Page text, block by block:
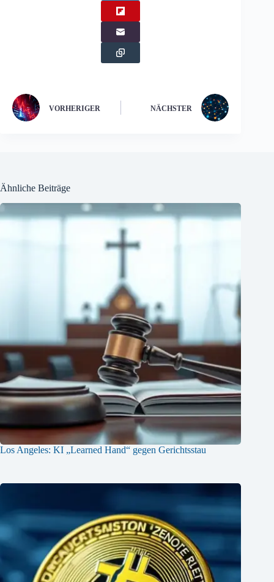
VORHERIGER NÄCHSTER
Ähnliche Beiträge
Los Angeles: KI „Learned Hand“ gegen Gerichtsstau